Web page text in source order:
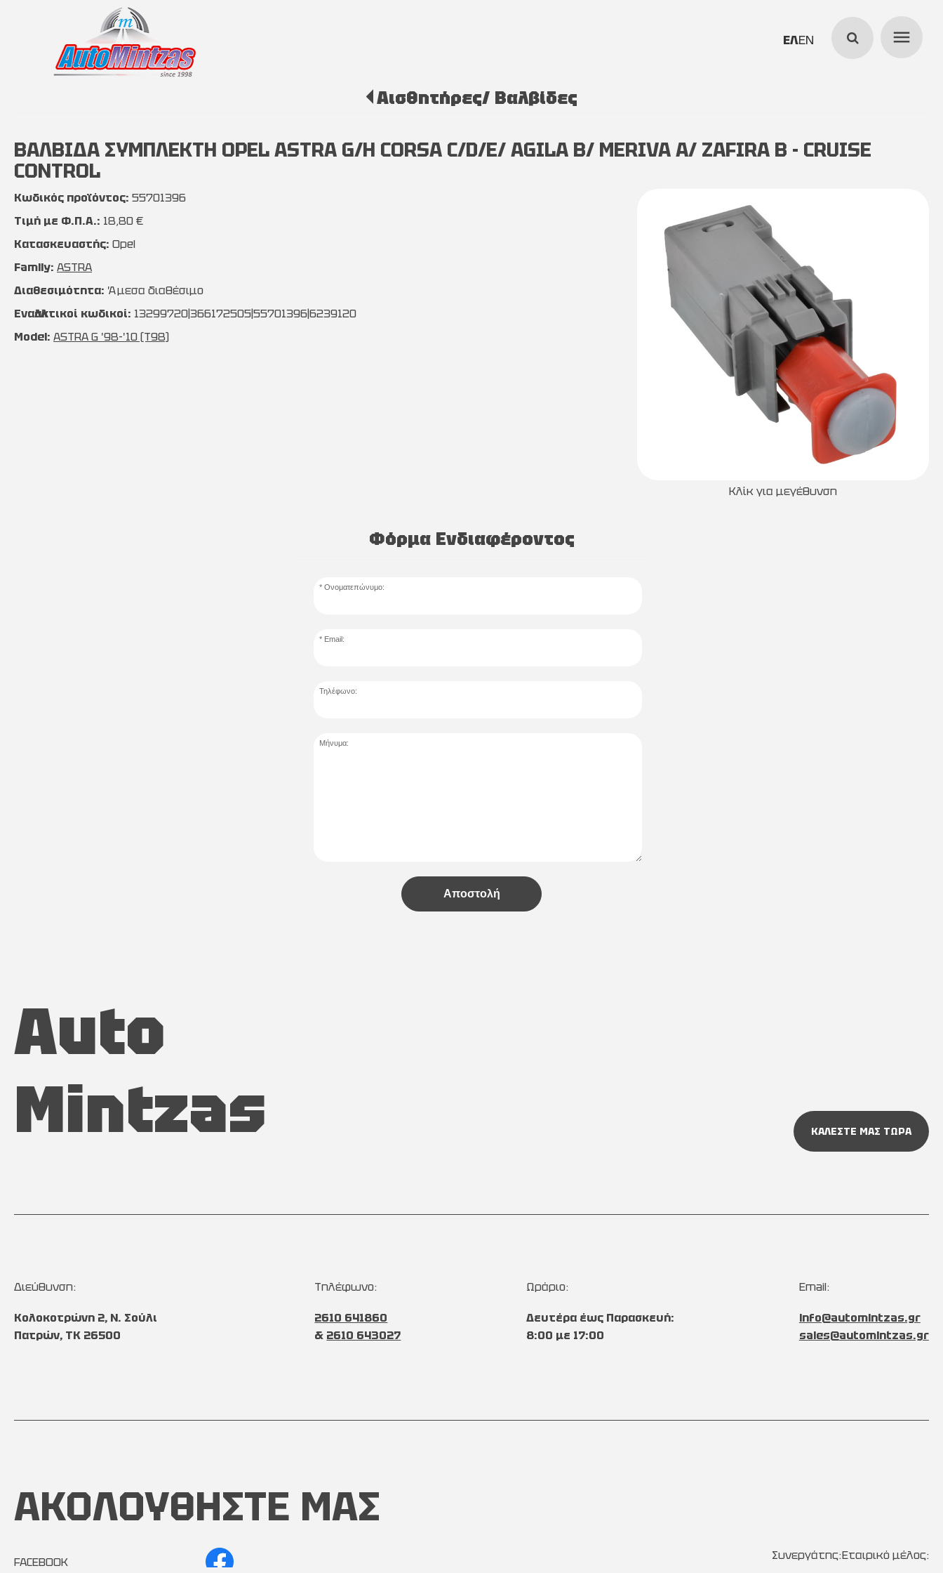
menu
ΕΛΛΗΝΙΚΆ
ENGLISH
search
Αισθητήρες/ Βαλβίδες
ΒΑΛΒΙΔΑ ΣΥΜΠΛΕΚΤΗ OPEL ASTRA G/H CORSA C/D/E/ AGILA B/ MERIVA A/ ZAFIRA B - CRUISE
CONTROL
Κλίκ για μεγέθυνση
Κωδικός προϊόντος: 55701396
Τιμή με Φ.Π.Α.: 18,80 €
Κατασκευαστής: Opel
Family: ASTRA
Διαθεσιμότητα: Άμεσα διαθέσιμο
Εναλλακτικοί κωδικοί: 13299720|366172505|55701396|6239120
Model: ASTRA G '98-'10 (T98)
Φόρμα Ενδιαφέροντος
Ονοματεπώνυμο:
Email:
Τηλέφωνο:
Μήνυμα:
Αποστολή
Auto
Mintzas
ΚΑΛΕΣΤΕ ΜΑΣ ΤΩΡΑ
Διεύθυνση:
Κολοκοτρώνη 2, Ν. Σούλι
Πατρών, TK 26500
Τηλέφωνο:
2610 641860
& 2610 643027
Ωράριο:
Δευτέρα έως Παρασκευή:
8:00 με 17:00
Email:
info@automintzas.gr
sales@automintzas.gr
ΑΚΟΛΟΥΘΗΣΤΕ ΜΑΣ
FACEBOOK Συνεργάτης:Εταιρικό μέλος: